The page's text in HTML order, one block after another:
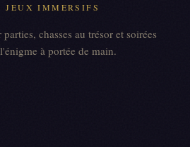
JEUX IMMERSIFS
chasses au trésor et soirées
à portée de main.